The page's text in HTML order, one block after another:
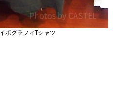
ポグラフィTシャツ